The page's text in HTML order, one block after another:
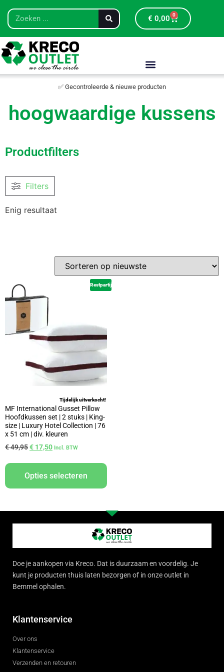
€ 0,00 0
✅ Gecontroleerde & nieuwe producten
hoogwaardige kussens
Productfilters
Filters
Enig resultaat
Restpartij
Tijdelijk uitverkocht!
MF International Gusset Pillow
Hoofdkussen set | 2 stuks | King-
size | Luxury Hotel Collection | 76
x 51 cm | div. kleuren
€49,95€ 17,50 Incl. BTW
Opties selecteren
Doe je aankopen via Kreco. Dat is duurzaam en voordelig. Je
kunt je producten thuis laten bezorgen of in onze outlet in
Bemmel ophalen.
Klantenservice
Over ons
Klantenservice
Verzenden en retouren